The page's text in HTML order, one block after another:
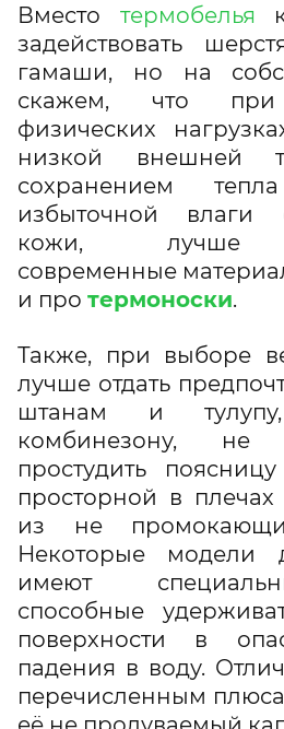
Вместо термобелья
задействовать
гамаши, но на
скажем, что при
физических
низкой внешней
сохранением
избыточной влаги
кожи, лучше
современные
и про термоноски.
Также, при выборе
лучше отдать
штанам и
комбинезону, не
простудить
просторной в плечах
из не
Некоторые модели
имеют
способные
поверхности в
падения в воду.
перечисленным